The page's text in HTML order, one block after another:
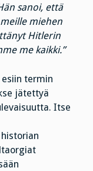
sanoi, että
miehen
Hitlerin
me kaikki.”
esiin termin
jätettyä
Itse